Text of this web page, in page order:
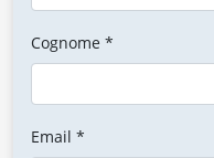
Cognome *
Email *